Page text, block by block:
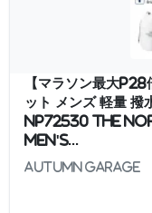
【マラソン最大
ット メンズ 軽量 撥
NP72530 THE
Men's...
AUTUMN GARAGE